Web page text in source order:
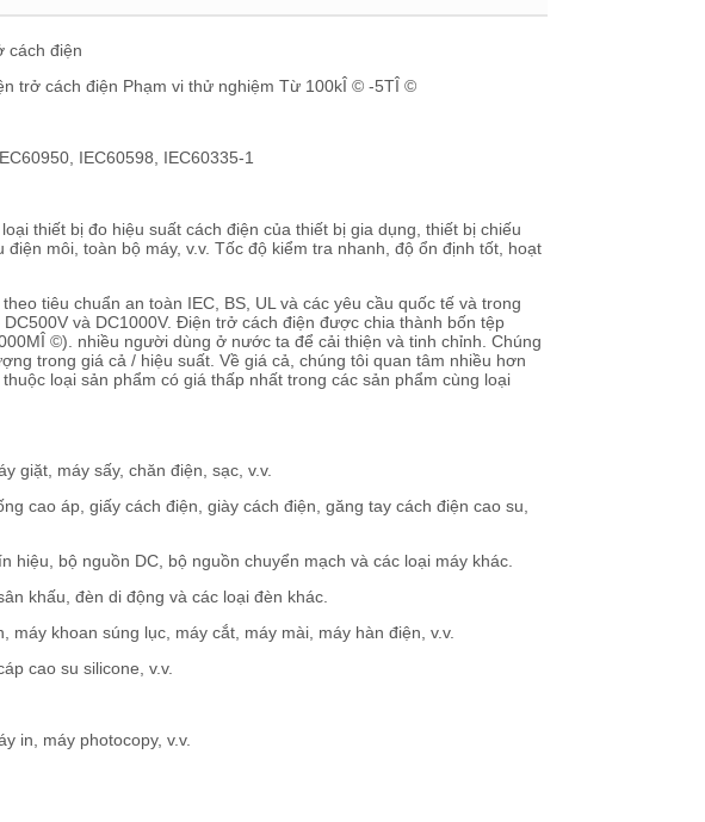
cách điện
trở cách điện Phạm vi thử nghiệm Từ 100kÎ © -5TÎ ©
IEC60598, IEC60335-1
thiết bị đo hiệu suất cách điện của thiết bị gia dụng, thiết bị chiếu
môi, toàn bộ máy, v.v. Tốc độ kiểm tra nhanh, độ ổn định tốt, hoạt
tiêu chuẩn an toàn IEC, BS, UL và các yêu cầu quốc tế và trong
và DC1000V. Điện trở cách điện được chia thành bốn tệp
©). nhiều người dùng ở nước ta để cải thiện và tinh chỉnh. Chúng
trong giá cả / hiệu suất. Về giá cả, chúng tôi quan tâm nhiều hơn
loại sản phẩm có giá thấp nhất trong các sản phẩm cùng loại
giặt, máy sấy, chăn điện, sạc, v.v.
cao áp, giấy cách điện, giày cách điện, găng tay cách điện cao su,
hiệu, bộ nguồn DC, bộ nguồn chuyển mạch và các loại máy khác.
khấu, đèn di động và các loại đèn khác.
khoan súng lục, máy cắt, máy mài, máy hàn điện, v.v.
cao su silicone, v.v.
in, máy photocopy, v.v.